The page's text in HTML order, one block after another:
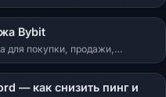
Bybit
для покупки, продажи,
P2P без комиссий,
банков.
— как снизить пинг и